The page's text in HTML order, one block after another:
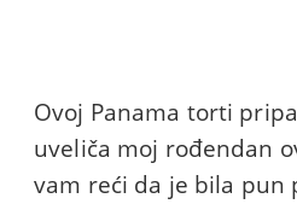
Ovoj Panama torti
uveliča moj rođendan
vam reći da je bila pun